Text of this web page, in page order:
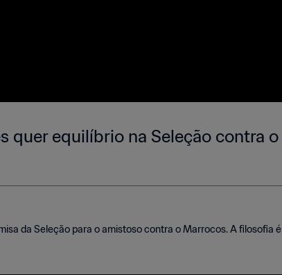
quer equilíbrio na Seleção contra o
da Seleção para o amistoso contra o Marrocos. A filosofia é